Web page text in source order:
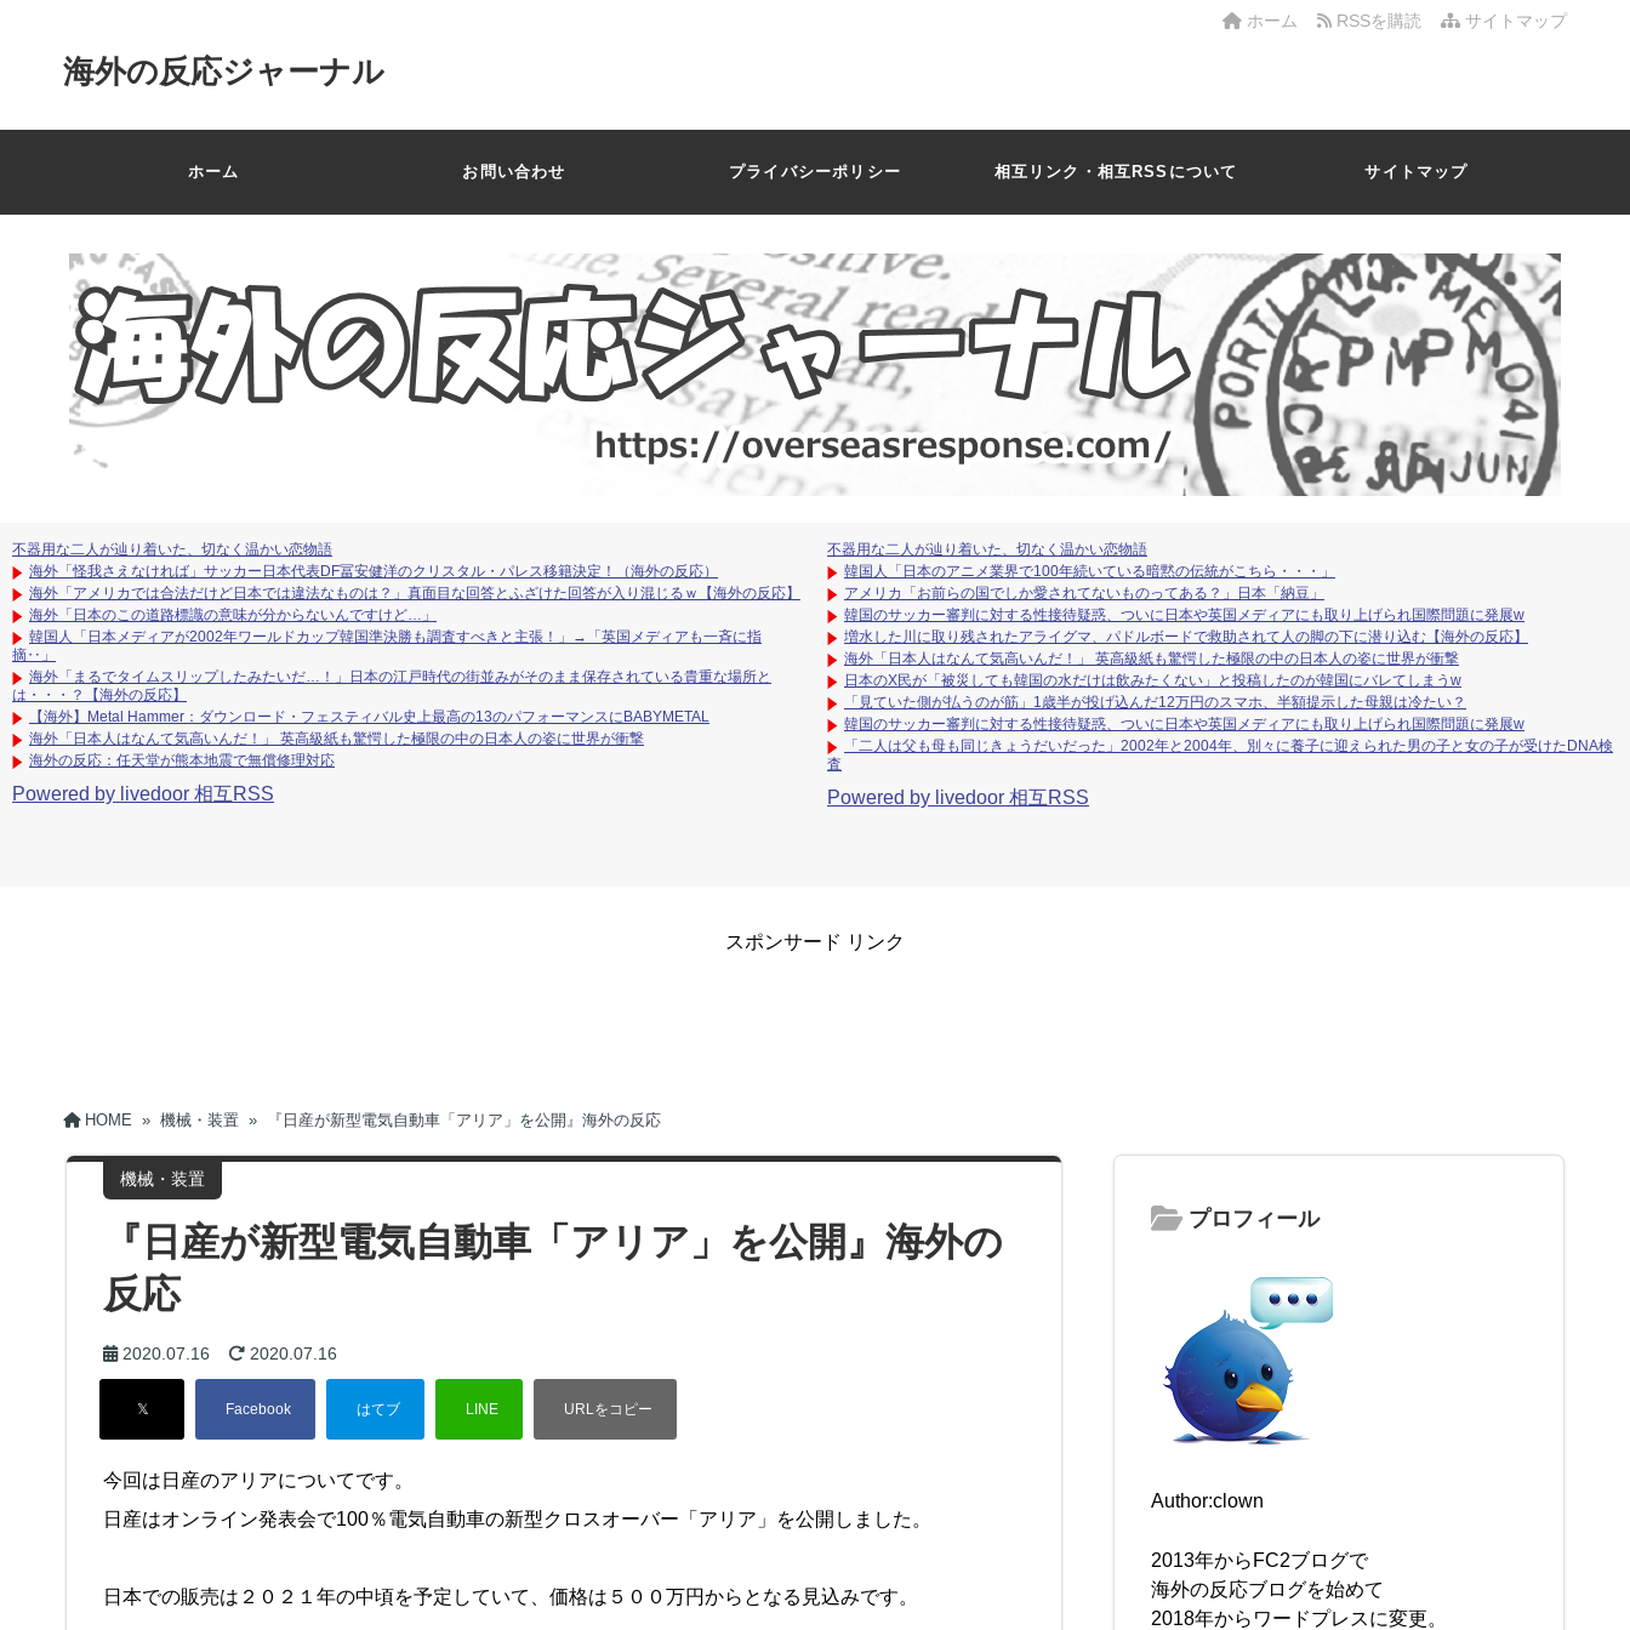
サイトマップ
RSSを購読
ホーム
海外の反応ジャーナル
ホーム お問い合わせ プライバシーポリシー 相互リンク・相互RSSについて サイトマップ
不器用な二人が辿り着いた、切なく温かい恋物語
海外「怪我さえなければ」サッカー日本代表DF冨安健洋のクリスタル・パレス移籍決定！（海外の反応）
海外「アメリカでは合法だけど日本では違法なものは？」真面目な回答とふざけた回答が入り混じるｗ【海外の反応】
海外「日本のこの道路標識の意味が分からないんですけど…」
韓国人「日本メディアが2002年ワールドカップ韓国準決勝も調査すべきと主張！」→「英国メディアも一斉に指
摘‥」
海外「まるでタイムスリップしたみたいだ…！」日本の江戸時代の街並みがそのまま保存されている貴重な場所と
は・・・？【海外の反応】
【海外】Metal Hammer：ダウンロード・フェスティバル史上最高の13のパフォーマンスにBABYMETAL
海外「日本人はなんて気高いんだ！」 英高級紙も驚愕した極限の中の日本人の姿に世界が衝撃
海外の反応：任天堂が熊本地震で無償修理対応
Powered by livedoor 相互RSS
不器用な二人が辿り着いた、切なく温かい恋物語
韓国人「日本のアニメ業界で100年続いている暗黙の伝統がこちら・・・」
アメリカ「お前らの国でしか愛されてないものってある？」日本「納豆」
韓国のサッカー審判に対する性接待疑惑、ついに日本や英国メディアにも取り上げられ国際問題に発展w
増水した川に取り残されたアライグマ、パドルボードで救助されて人の脚の下に潜り込む【海外の反応】
海外「日本人はなんて気高いんだ！」 英高級紙も驚愕した極限の中の日本人の姿に世界が衝撃
日本のX民が「被災しても韓国の水だけは飲みたくない」と投稿したのが韓国にバレてしまうw
「見ていた側が払うのが筋」1歳半が投げ込んだ12万円のスマホ、半額提示した母親は冷たい？
韓国のサッカー審判に対する性接待疑惑、ついに日本や英国メディアにも取り上げられ国際問題に発展w
「二人は父も母も同じきょうだいだった」2002年と2004年、別々に養子に迎えられた男の子と女の子が受けたDNA検
査
Powered by livedoor 相互RSS
スポンサード リンク
HOME » 機械・装置 » 『日産が新型電気自動車「アリア」を公開』海外の反応
機械・装置
『日産が新型電気自動車「アリア」を公開』海外の
反応
2020.07.16 2020.07.16
今回は日産のアリアについてです。
日産はオンライン発表会で100％電気自動車の新型クロスオーバー「アリア」を公開しました。
日本での販売は２０２１年の中頃を予定していて、価格は５００万円からとなる見込みです。
プロフィール
Author:clown
2013年からFC2ブログで
海外の反応ブログを始めて
2018年からワードプレスに変更。